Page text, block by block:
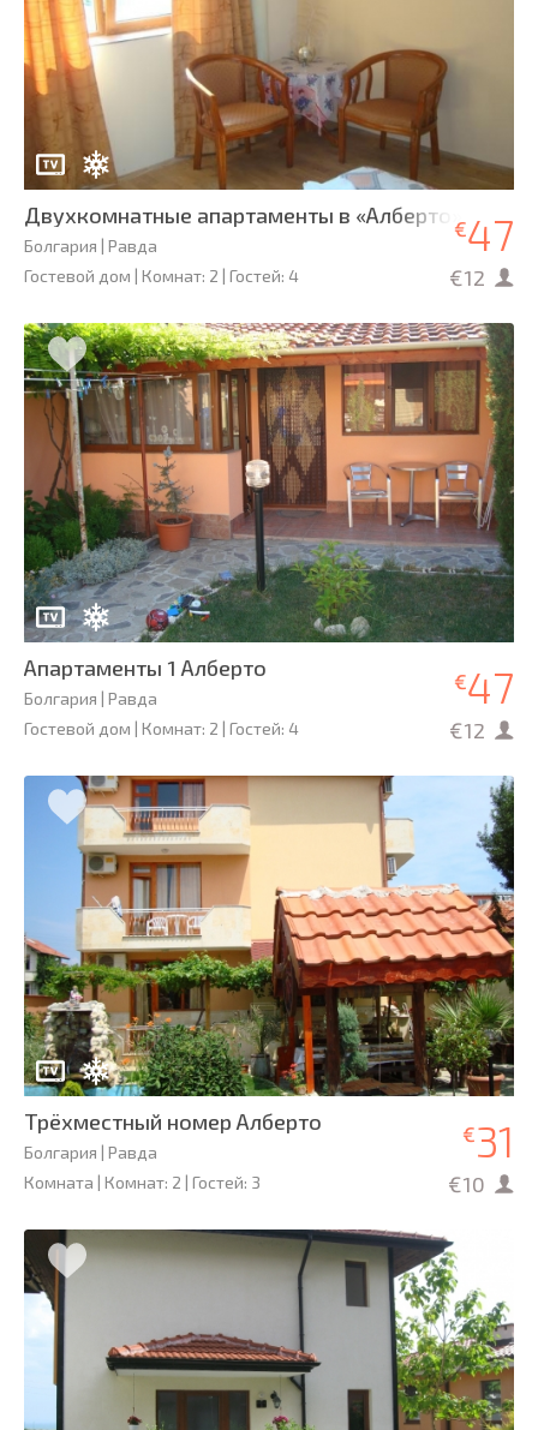
Двухкомнатные апартаменты в «Алберто», Равда
Болгария | Равда
Гостевой дом | Комнат: 2 | Гостей: 4
€47
€12
Апартаменты 1 Алберто
Болгария | Равда
Гостевой дом | Комнат: 2 | Гостей: 4
€47
€12
Трёхместный номер Алберто
Болгария | Равда
Комната | Комнат: 2 | Гостей: 3
€31
€10